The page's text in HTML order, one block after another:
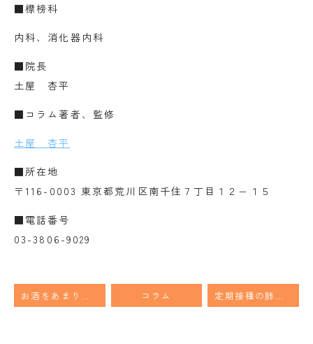
■標榜科
内科、消化器内科
■院長
土屋 杏平
■コラム著者、監修
土屋 杏平
■所在地
〒116-0003 東京都荒川区南千住７丁目１２−１５
■電話番号
03-3806-9029
お酒をあまり飲まないのに生じる脂肪肝の原因を５つ解説します。 コラム 定期接種の肺炎球菌ワクチンが”PCV20(プレベナー20)”に2026年4月から変わります